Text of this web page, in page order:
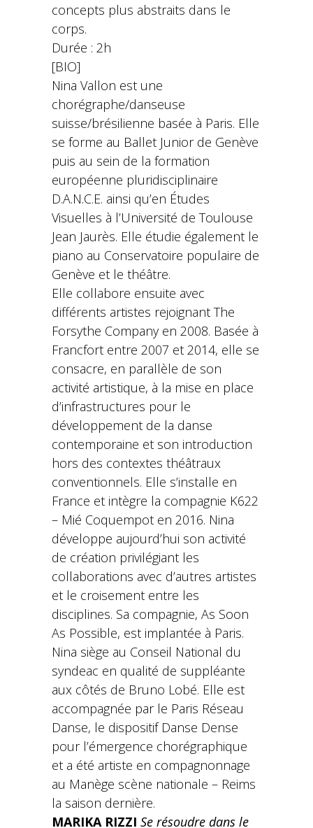
concepts plus abstraits dans le
corps.
Durée : 2h
[BIO]
Nina Vallon est une
chorégraphe/danseuse
suisse/brésilienne basée à Paris. Elle
se forme au Ballet Junior de Genève
puis au sein de la formation
européenne pluridisciplinaire
D.A.N.C.E. ainsi qu’en Études
Visuelles à l’Université de Toulouse
Jean Jaurès. Elle étudie également le
piano au Conservatoire populaire de
Genève et le théâtre.
Elle collabore ensuite avec
différents artistes rejoignant The
Forsythe Company en 2008. Basée à
Francfort entre 2007 et 2014, elle se
consacre, en parallèle de son
activité artistique, à la mise en place
d’infrastructures pour le
développement de la danse
contemporaine et son introduction
hors des contextes théâtraux
conventionnels. Elle s’installe en
France et intègre la compagnie K622
– Mié Coquempot en 2016. Nina
développe aujourd’hui son activité
de création privilégiant les
collaborations avec d’autres artistes
et le croisement entre les
disciplines. Sa compagnie, As Soon
As Possible, est implantée à Paris.
Nina siège au Conseil National du
syndeac en qualité de suppléante
aux côtés de Bruno Lobé. Elle est
accompagnée par le Paris Réseau
Danse, le dispositif Danse Dense
pour l’émergence chorégraphique
et a été artiste en compagnonnage
au Manège scène nationale – Reims
la saison dernière.
MARIKA RIZZI Se résoudre dans le